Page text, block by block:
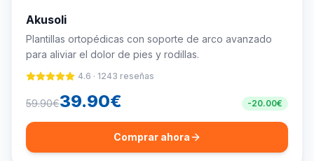
Akusoli
Plantillas ortopédicas con soporte de arco avanzado
para aliviar el dolor de pies y rodillas.
4.6 · 1243 reseñas
59.90€39.90€ -20.00€
Comprar ahora